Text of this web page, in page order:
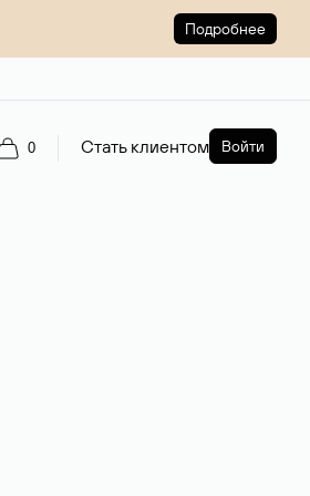
Подробнее
0 Стать клиентом Войти